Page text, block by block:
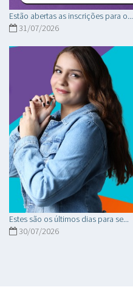
Estão abertas as inscrições para o...
31/07/2026
Estes são os últimos dias para se...
30/07/2026